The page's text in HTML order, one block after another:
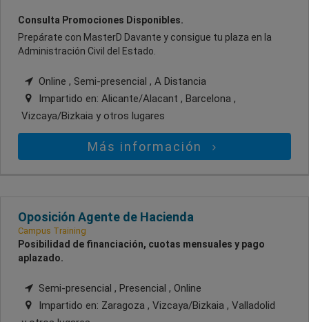
Consulta Promociones Disponibles.
Prepárate con MasterD Davante y consigue tu plaza en la
Administración Civil del Estado.
Online , Semi-presencial , A Distancia
Impartido en: Alicante/Alacant , Barcelona ,
Vizcaya/Bizkaia y otros lugares
Más información
Oposición Agente de Hacienda
Campus Training
Posibilidad de financiación, cuotas mensuales y pago
aplazado.
Semi-presencial , Presencial , Online
Impartido en: Zaragoza , Vizcaya/Bizkaia , Valladolid